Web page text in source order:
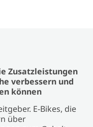
Zusatzleistungen
verbessern und
können
E-Bikes, die
über